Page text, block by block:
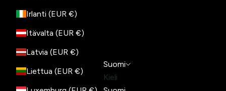
Irlanti (EUR €)
Itävalta (EUR €)
Latvia (EUR €)
Liettua (EUR €)
Suomi
Kieli